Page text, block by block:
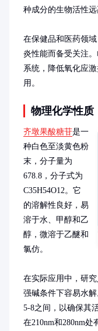
种成分的生物活性远
在保健品和医药领
炎性能而备受关注
系统，降低氧化应
用。
物理化学性质
齐墩果酸糖苷是一
种白色至淡黄色粉
末，分子量为
678.8，分子式为
C35H54O12。它
的溶解性良好，易
溶于水、甲醇和乙
醇，微溶于乙醚和
氯仿。
在实际应用中，研
强碱条件下容易水
5-8之间，以确保其
在210nm和280nm处